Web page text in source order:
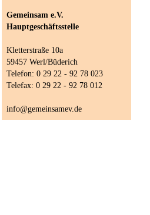
Gemeinsam e.V.
Hauptgeschäftsstelle
Kletterstraße 10a
59457 Werl/Büderich
Telefon: 0 29 22 - 92 78 023
Telefax: 0 29 22 - 92 78 012
info@gemeinsamev.de